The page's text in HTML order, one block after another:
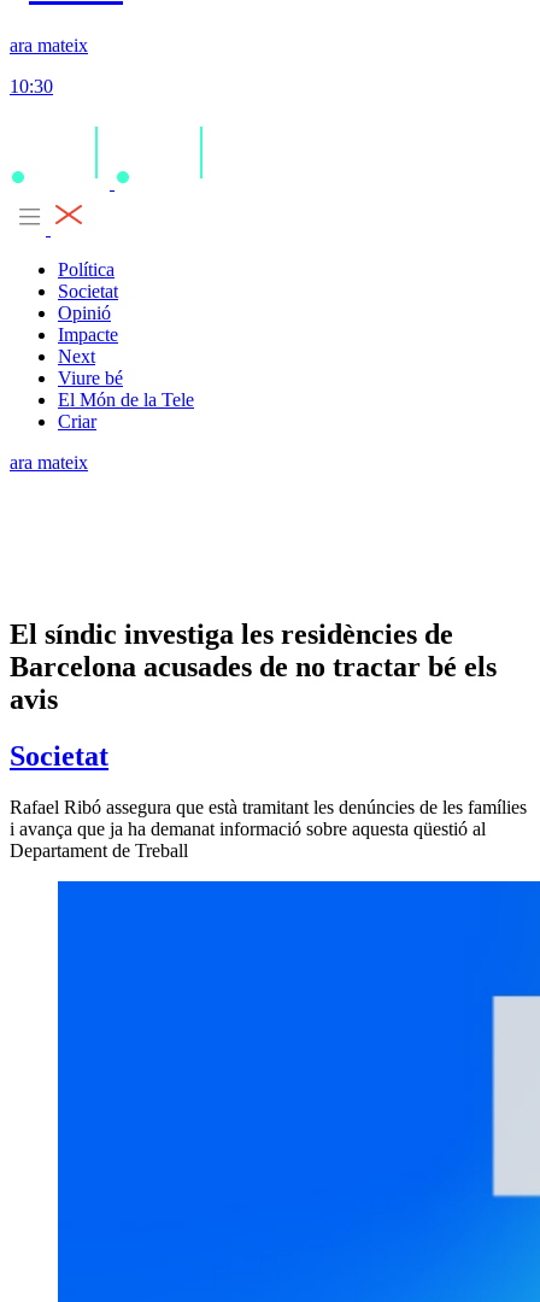
ara mateix
10:30
Política
Societat
Opinió
Impacte
Next
Viure bé
El Món de la Tele
Criar
ara mateix
El síndic investiga les residències de
Barcelona acusades de no tractar bé els
avis
Societat
Rafael Ribó assegura que està tramitant les denúncies de les famílies
i avança que ja ha demanat informació sobre aquesta qüestió al
Departament de Treball